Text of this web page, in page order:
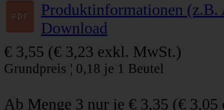
Produktinformationen
Download
€ 3,55 (€ 3,23 exkl. MwSt.)
Grundpreis ¦ 0,18 je 1 Beutel
Ab Menge 3 nur je € 3,35 (€ 3,05